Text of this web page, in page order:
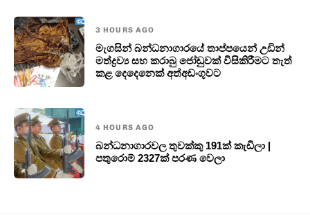
3 HOURS AGO
මැගසින් බන්ධනාගාරයේ තාප්පයෙන් උඩින්
මත්ද්‍රව්‍ය සහ කරාබු ජෝඩුවක් විසිකිරීමට තැත්
කළ දෙදෙනෙක් අත්අඩංගුවට
4 HOURS AGO
බන්ධනාගාරවල තුවක්කු 191ක් කැඩිලා |
පතුරොම් 2327ක් පරණ වෙලා